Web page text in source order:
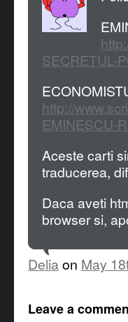
SECRETUL-
http://
EMINESCU-
Aceste carti
traducerea,
Daca aveti
browser si,
Deliaon May
Leave a